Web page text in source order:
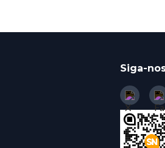
Siga-